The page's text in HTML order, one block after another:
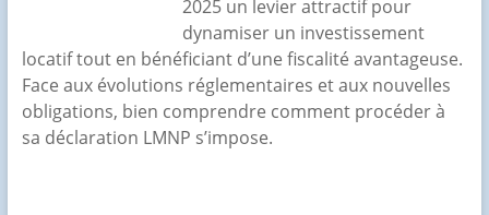
2025 un levier attractif pour
dynamiser un investissement
locatif tout en bénéficiant d’une fiscalité avantageuse.
Face aux évolutions réglementaires et aux nouvelles
obligations, bien comprendre comment procéder à
sa déclaration LMNP s’impose.